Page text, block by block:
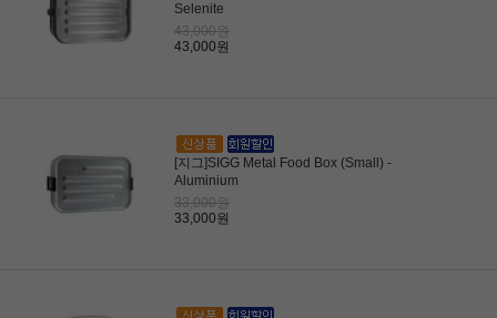
Selenite
43,000원
43,000원
[지그]SIGG Metal Food Box (Small) -
Aluminium
33,000원
33,000원